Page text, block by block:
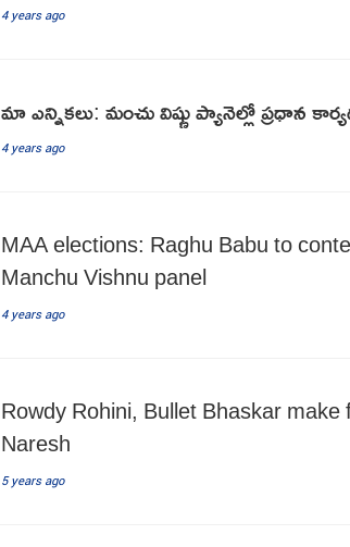
4 years ago
మా ఎన్నికలు: మంచు విష్ణు ప్యానెల్లో ప్రధాన
4 years ago
MAA elections: Raghu Babu to
Manchu Vishnu panel
4 years ago
Rowdy Rohini, Bullet Bhaskar
Naresh
5 years ago